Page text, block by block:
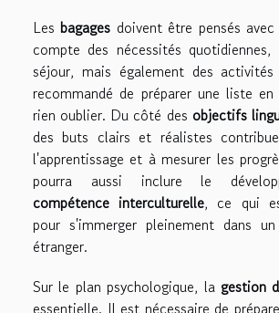
Lesbagages doivent être pensés
compte des nécessités
séjour, mais également des
recommandé de préparer une liste
rien oublier. Du côté des objectifs
des buts clairs et réalistes
l'apprentissage et à mesurer les
pourra aussi inclure le
compétence interculturelle, ce qui
pour s'immerger pleinement dans
étranger.
Sur le plan psychologique, la gestion
essentielle. Il est nécessaire de